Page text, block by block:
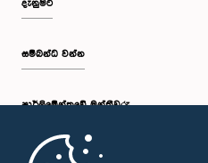
දැනුමට
සම්බන්ධ වන්න
පාර්ලි‌මේන්තුවේ මන්ත්‍රීවරු
මුල් පිටුව